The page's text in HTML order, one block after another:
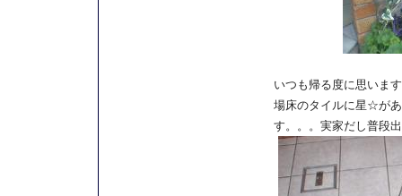
いつも帰る度に思いま
場床のタイルに星☆が
す。。。実家だし普段